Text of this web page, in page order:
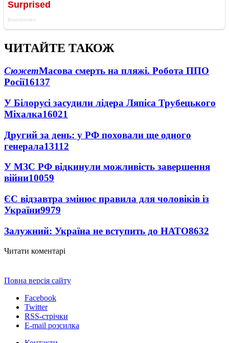
ЧИТАЙТЕ ТАКОЖ
СюжетМасова смерть на пляжі. Робота ППО
Росії16137
У Білорусі засудили лідера Ляпіса Трубецького
Міхалка16021
Другий за день: у РФ поховали ще одного
генерала13112
У МЗС РФ відкинули можливість завершення
війни10059
ЄС відзавтра змінює правила для чоловіків із
України9979
Залужний: Україна не вступить до НАТО8632
Читати коментарі
Повна версія сайту
Facebook
Twitter
RSS-стрічки
E-mail розсилка